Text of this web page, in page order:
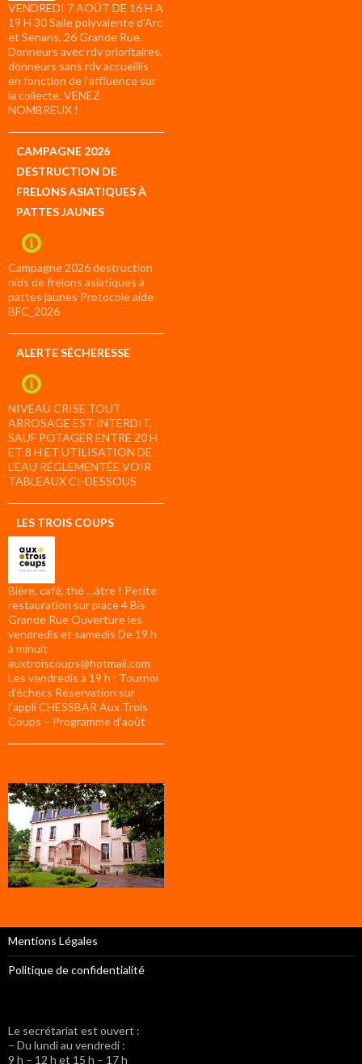
VENDREDI 7 AOÛT DE 16 H A
19 H 30 Salle polyvalente d’Arc
et Senans, 26 Grande Rue.
Donneurs avec rdv prioritaires,
donneurs sans rdv accueillis
en fonction de l’affluence sur
la collecte. VENEZ
NOMBREUX !
CAMPAGNE 2026
DESTRUCTION DE
FRELONS ASIATIQUES À
PATTES JAUNES
Campagne 2026 destruction
nids de frelons asiatiques à
pattes jaunes Protocole aide
BFC_2026
ALERTE SÉCHERESSE
NIVEAU CRISE TOUT
ARROSAGE EST INTERDIT,
SAUF POTAGER ENTRE 20 H
ET 8 H ET UTILISATION DE
L’EAU RÉGLEMENTÉE VOIR
TABLEAUX CI-DESSOUS
LES TROIS COUPS
Bière, café, thé …âtre ! Petite
restauration sur place 4 Bis
Grande Rue Ouverture les
vendredis et samedis De 19 h
à minuit
auxtroiscoups@hotmail.com
Les vendredis à 19 h : Tournoi
d’échecs Réservation sur
l’appli CHESSBAR Aux Trois
Coups – Programme d’août
Mentions Légales
Politique de confidentialité
Le secrétariat est ouvert :
– Du lundi au vendredi :
9 h – 12 h et 15 h – 17 h